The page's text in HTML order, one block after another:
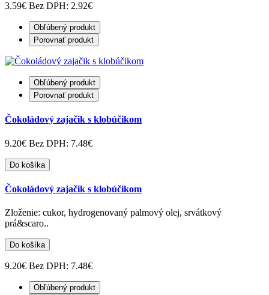
3.59€ Bez DPH: 2.92€
Obľúbený produkt
Porovnať produkt
Obľúbený produkt
Porovnať produkt
Čokoládový zajačik s klobúčikom
9.20€ Bez DPH: 7.48€
Do košíka
Čokoládový zajačik s klobúčikom
Zloženie: cukor, hydrogenovaný palmový olej, srvátkový
prá&scaro..
Do košíka
9.20€ Bez DPH: 7.48€
Obľúbený produkt